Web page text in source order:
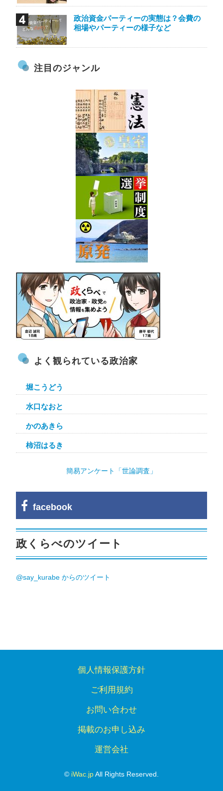
政治資金パーティーの実態は？会費の
相場やパーティーの様子など
注目のジャンル
よく観られている政治家
堀こうどう
水口なおと
かのあきら
柿沼はるき
簡易アンケート「世論調査」
facebook
政くらべのツイート
@say_kurabe からのツイート
個人情報保護方針
ご利用規約
お問い合わせ
掲載のお申し込み
運営会社
© iWac.jpAll Rights Reserved.